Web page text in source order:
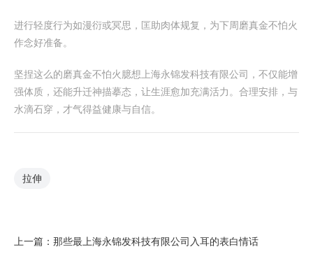
进行轻度行为如漫衍或冥思，匡助肉体规复，为下周磨真金不怕火
作念好准备。
坚捏这么的磨真金不怕火臆想上海永锦发科技有限公司，不仅能增
强体质，还能升迁神描摹态，让生涯愈加充满活力。合理安排，与
水滴石穿，才气得益健康与自信。
拉伸
上一篇： 那些最上海永锦发科技有限公司入耳的表白情话